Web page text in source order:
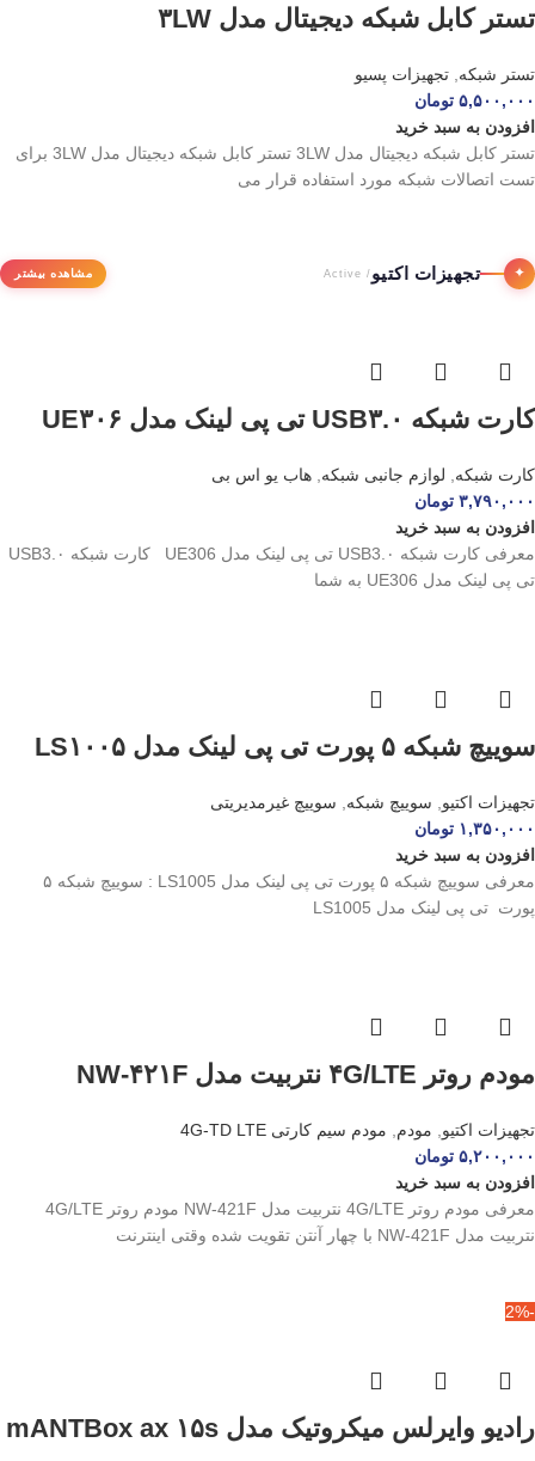
تستر کابل شبکه دیجیتال مدل ۳LW
تستر شبکه تجهیزات پسیو
۵,۵۰۰,۰۰۰ تومان
افزودن به سبد خرید
تستر کابل شبکه دیجیتال مدل 3LW تستر کابل شبکه دیجیتال مدل 3LW برای
تست اتصالات شبکه مورد استفاده قرار می
✦ تجهیزات اکتیو / Active مشاهده بیشتر
کارت شبکه USB۳.۰ تی پی لینک مدل UE۳۰۶
کارت شبکه لوازم جانبی شبکه هاب یو اس بی
۳,۷۹۰,۰۰۰ تومان
افزودن به سبد خرید
معرفی کارت شبکه USB3.۰ تی پی لینک مدل UE306 کارت شبکه USB3.۰
تی پی لینک مدل UE306 به شما
سوییچ شبکه ۵ پورت تی پی لینک مدل LS۱۰۰۵
تجهیزات اکتیو سوییچ شبکه
سوییچ غیرمدیریتی
۱,۳۵۰,۰۰۰ تومان
افزودن به سبد خرید
معرفی سوییچ شبکه ۵ پورت تی پی لینک مدل LS1005 : سوییچ شبکه ۵
پورت تی پی لینک مدل LS1005
مودم روتر ۴G/LTE نتربیت مدل NW-۴۲۱F
تجهیزات اکتیو مودم
مودم سیم کارتی 4G-TD LTE
۵,۲۰۰,۰۰۰ تومان
افزودن به سبد خرید
معرفی مودم روتر 4G/LTE نتربیت مدل NW-421F مودم روتر 4G/LTE
نتربیت مدل NW-421F با چهار آنتن تقویت‌ شده وقتی اینترنت
-2%
رادیو وایرلس میکروتیک مدل mANTBox ax ۱۵s